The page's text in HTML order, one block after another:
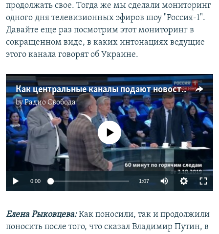
продолжать свое. Тогда же мы сделали мониторинг
одного дня телевизионных эфиров шоу "Россия-1".
Давайте еще раз посмотрим этот мониторинг в
сокращенном виде, в каких интонациях ведущие
этого канала говорят об Украине.
Как центральные каналы подают новости об Украине
byРадио Свобода
Auto 270p 360p 404p
No media source currently available
0:00 1:07
360p
404p
Елена Рыковцева:Как поносили, так и продолжили
поносить после того, что сказал Владимир Путин, в